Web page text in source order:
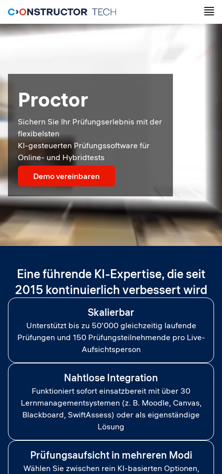
Proctor
Sichern Sie Ihr Prüfungserlebnis mit der
flexibelsten
KI-gesteuerten Prüfungssoftware für
Online- und Hybridtests
Demo vereinbaren
Eine führende KI-Expertise, die seit
2015 kontinuierlich verbessert wird
Skalierbar
Unterstützt bis zu 50'000 gleichzeitig laufende
Prüfungen und 150 Prüfungsteilnehmende pro Live-
Aufsichtsperson
Nahtlose Integration
Funktioniert sofort einsatzbereit mit über 30
Lernmanagementsystemen (z. B. Moodle, Canvas,
Blackboard, SwiftAssess) oder als eigenständige
Lösung
Prüfungsaufsicht in mehreren Modi
Wählen Sie zwischen rein KI-basierten Optionen,